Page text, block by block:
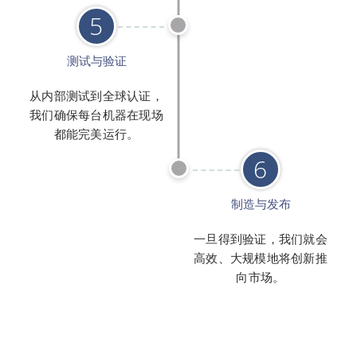
5
测试与验证
从内部测试到全球认证，
我们确保每台机器在现场
都能完美运行。
6
制造与发布
一旦得到验证，我们就会
高效、大规模地将创新推
向市场。